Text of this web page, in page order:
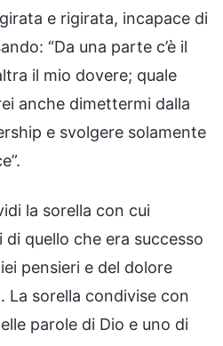
e rigirata, incapace di
“Da una parte c’è il
il mio dovere; quale
anche dimettermi dalla
e svolgere solamente
la sorella con cui
quello che era successo
pensieri e del dolore
La sorella condivise con
parole di Dio e uno di